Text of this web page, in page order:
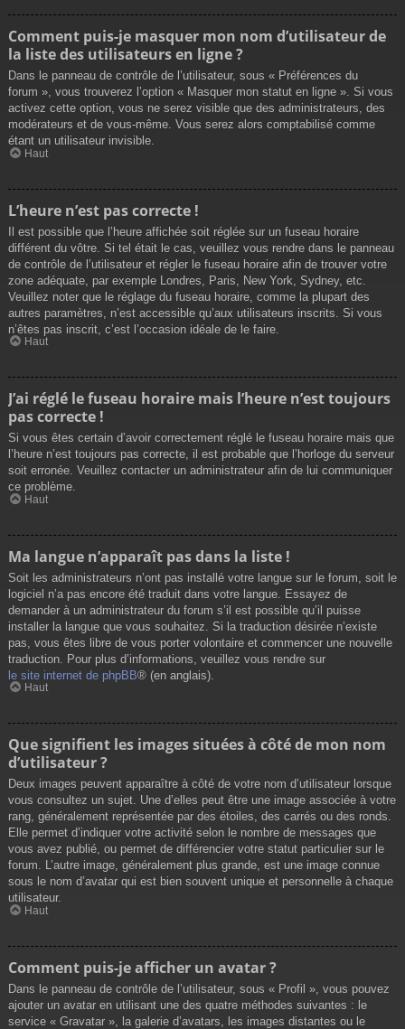
Comment puis-je masquer mon nom d’utilisateur de
la liste des utilisateurs en ligne ?
Dans le panneau de contrôle de l’utilisateur, sous « Préférences du
forum », vous trouverez l’option « Masquer mon statut en ligne ». Si vous
activez cette option, vous ne serez visible que des administrateurs, des
modérateurs et de vous-même. Vous serez alors comptabilisé comme
étant un utilisateur invisible.
Haut
L’heure n’est pas correcte !
Il est possible que l’heure affichée soit réglée sur un fuseau horaire
différent du vôtre. Si tel était le cas, veuillez vous rendre dans le panneau
de contrôle de l’utilisateur et régler le fuseau horaire afin de trouver votre
zone adéquate, par exemple Londres, Paris, New York, Sydney, etc.
Veuillez noter que le réglage du fuseau horaire, comme la plupart des
autres paramètres, n’est accessible qu’aux utilisateurs inscrits. Si vous
n’êtes pas inscrit, c’est l’occasion idéale de le faire.
Haut
J’ai réglé le fuseau horaire mais l’heure n’est toujours
pas correcte !
Si vous êtes certain d’avoir correctement réglé le fuseau horaire mais que
l’heure n’est toujours pas correcte, il est probable que l’horloge du serveur
soit erronée. Veuillez contacter un administrateur afin de lui communiquer
ce problème.
Haut
Ma langue n’apparaît pas dans la liste !
Soit les administrateurs n’ont pas installé votre langue sur le forum, soit le
logiciel n’a pas encore été traduit dans votre langue. Essayez de
demander à un administrateur du forum s’il est possible qu’il puisse
installer la langue que vous souhaitez. Si la traduction désirée n’existe
pas, vous êtes libre de vous porter volontaire et commencer une nouvelle
traduction. Pour plus d’informations, veuillez vous rendre sur
le site internet de phpBB® (en anglais).
Haut
Que signifient les images situées à côté de mon nom
d’utilisateur ?
Deux images peuvent apparaître à côté de votre nom d’utilisateur lorsque
vous consultez un sujet. Une d’elles peut être une image associée à votre
rang, généralement représentée par des étoiles, des carrés ou des ronds.
Elle permet d’indiquer votre activité selon le nombre de messages que
vous avez publié, ou permet de différencier votre statut particulier sur le
forum. L’autre image, généralement plus grande, est une image connue
sous le nom d’avatar qui est bien souvent unique et personnelle à chaque
utilisateur.
Haut
Comment puis-je afficher un avatar ?
Dans le panneau de contrôle de l’utilisateur, sous « Profil », vous pouvez
ajouter un avatar en utilisant une des quatre méthodes suivantes : le
service « Gravatar », la galerie d’avatars, les images distantes ou le